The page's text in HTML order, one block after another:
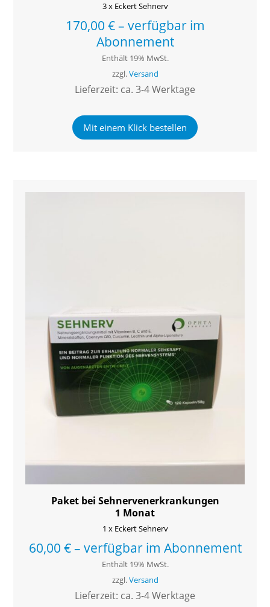
3 x Eckert Sehnerv
170,00 €– verfügbar im
Abonnement
Enthält 19% MwSt.
zzgl.Versand
Lieferzeit: ca. 3-4 Werktage
Mit einem Klick bestellen
Paket bei Sehnervenerkrankungen
1 Monat
1 x Eckert Sehnerv
60,00 €– verfügbar im Abonnement
Enthält 19% MwSt.
zzgl.Versand
Lieferzeit: ca. 3-4 Werktage